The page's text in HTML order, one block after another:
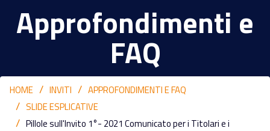
Approfondimenti e
FAQ
HOME INVITI
APPROFONDIMENTI E FAQ
SLIDE ESPLICATIVE
Pillole sull'Invito 1°- 2021 Comunicato per i Titolari e i